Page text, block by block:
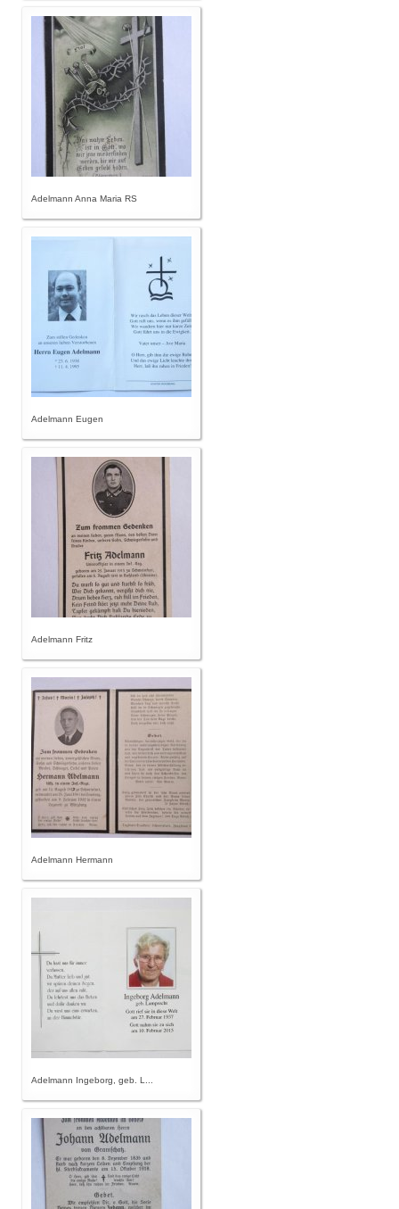
Adelmann Anna Maria RS
Adelmann Eugen
Adelmann Fritz
Adelmann Hermann
Adelmann Ingeborg, geb. L...